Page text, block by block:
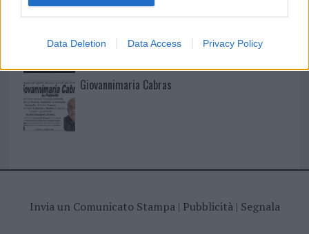
Data Deletion Data Access Privacy Policy
Giovannimaria Cabras
Invia un Comunicato Stampa| Pubblicità| Segnala